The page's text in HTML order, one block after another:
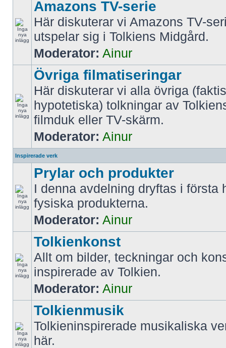
Amazons TV-serie
Här diskuterar vi Amazons TV-
utspelar sig i Tolkiens Midgård.
Moderator: Ainur
Övriga filmatiseringar
Här diskuterar vi alla övriga
hypotetiska) tolkningar av
filmduk eller TV-skärm.
Moderator: Ainur
Inspirerade verk
Prylar och produkter
I denna avdelning dryftas i första
fysiska produkterna.
Moderator: Ainur
Tolkienkonst
Allt om bilder, teckningar och
inspirerade av Tolkien.
Moderator: Ainur
Tolkienmusik
Tolkieninspirerade musikaliska
här.